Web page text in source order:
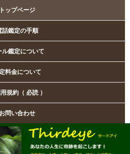
トップページ
話鑑定の手順
ル鑑定について
料金について
規約（ 必読 ）
お問い合わせ